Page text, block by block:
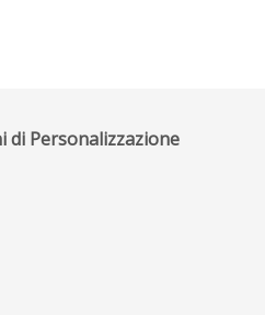
di Personalizzazione